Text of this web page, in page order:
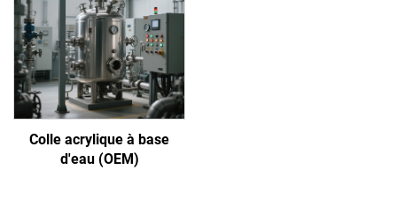
Colle acrylique à base
d'eau (OEM)